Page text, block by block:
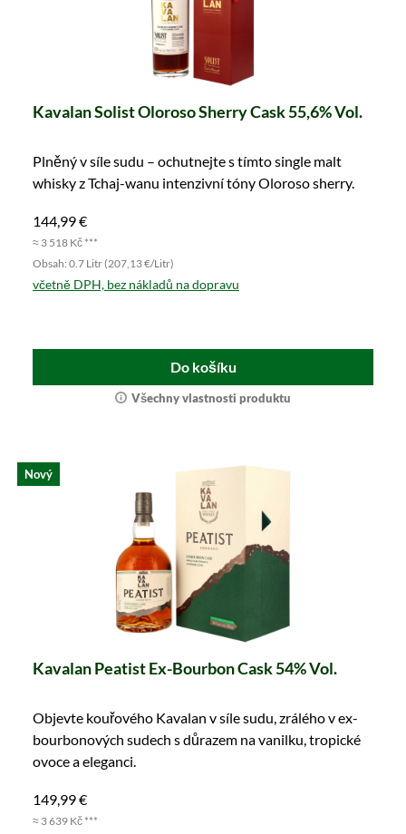
Kavalan Solist Oloroso Sherry Cask 55,6% Vol.
Plněný v síle sudu – ochutnejte s tímto single malt
whisky z Tchaj-wanu intenzivní tóny Oloroso sherry.
144,99 €
≈ 3 518 Kč ***
Obsah: 0.7 Litr (207,13 €/Litr)
včetně DPH, bez nákladů na dopravu
Do košíku
Všechny vlastnosti produktu
Nový
Kavalan Peatist Ex-Bourbon Cask 54% Vol.
Objevte kouřového Kavalan v síle sudu, zrálého v ex-
bourbonových sudech s důrazem na vanilku, tropické
ovoce a eleganci.
149,99 €
≈ 3 639 Kč ***